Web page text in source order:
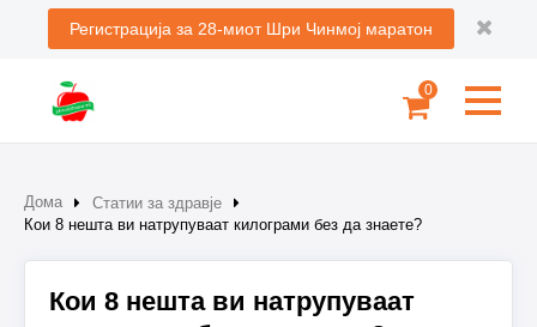
Регистрација за 28-миот Шри Чинмој маратон
0
Дома
Статии за здравје
Кои 8 нешта ви натрупуваат килограми без да знаете?
Кои 8 нешта ви натрупуваат